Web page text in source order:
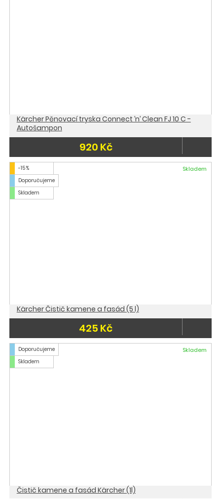
Kärcher Pěnovací tryska Connect ’n’ Clean FJ 10 C -
Autošampon
920 Kč
-15 %
Doporučujeme
Skladem
Skladem
Kärcher Čistič kamene a fasád (5 l)
425 Kč
Doporučujeme
Skladem
Skladem
Čistič kamene a fasád Kärcher (1l)